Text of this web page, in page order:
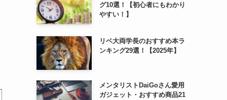
グ10選！【初心者にもわかり
やすい！】
リベ大両学長のおすすめ本ラ
ンキング29選！【2025年】
メンタリストDaiGoさん愛用
ガジェット・おすすめ商品21